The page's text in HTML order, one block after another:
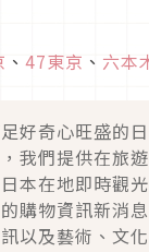
、 47東京 、 六本
好奇心旺盛的
我們提供在旅
本在地即時觀
購物資訊新消
以及藝術、文